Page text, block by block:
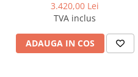
3.420,00 Lei
TVA inclus
ADAUGA IN COS